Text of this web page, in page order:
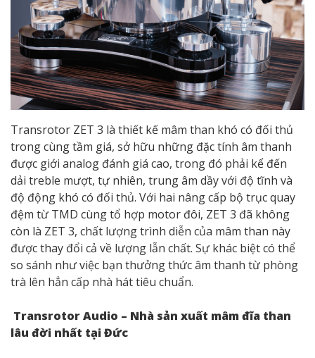
Transrotor ZET 3 là thiết kế mâm than khó có đối thủ
trong cùng tầm giá, sở hữu những đặc tính âm thanh
được giới analog đánh giá cao, trong đó phải kể đến
dải treble mượt, tự nhiên, trung âm dầy với độ tĩnh và
độ động khó có đối thủ. Với hai nâng cấp bộ trục quay
đệm từ TMD cùng tổ hợp motor đôi, ZET 3 đã không
còn là ZET 3, chất lượng trình diễn của mâm than này
được thay đổi cả về lượng lẫn chất. Sự khác biệt có thể
so sánh như việc bạn thưởng thức âm thanh từ phòng
trà lên hẳn cấp nhà hát tiêu chuẩn.
Transrotor Audio – Nhà sản xuất mâm đĩa than
lâu đời nhất tại Đức